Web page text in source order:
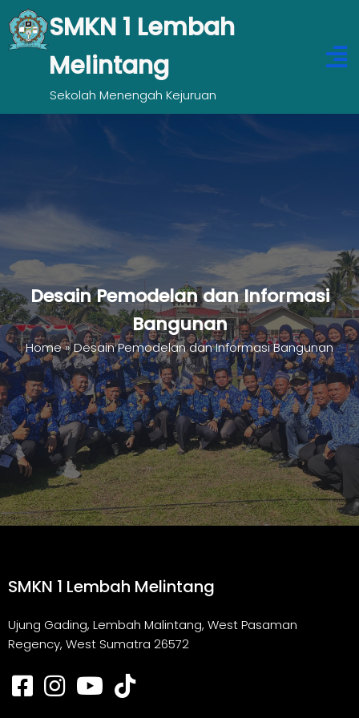
SMKN 1 Lembah
Melintang
Sekolah Menengah Kejuruan
Desain Pemodelan dan Informasi
Bangunan
Home»Desain Pemodelan dan Informasi Bangunan
SMKN 1 Lembah Melintang
Ujung Gading, Lembah Malintang, West Pasaman
Regency, West Sumatra 26572